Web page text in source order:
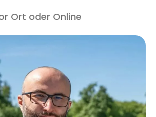
Ort oder Online